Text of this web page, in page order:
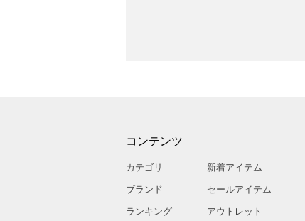
コンテンツ
カテゴリ
ブランド
ランキング
新着アイテム
セールアイテム
アウトレット